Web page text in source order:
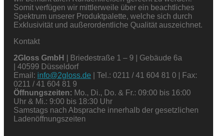
Somit verfügen wir mittlerweile über ein beachtliches
Spektrum unserer Produktpalette, welche sich durch
Exklusivität und außerordentliche Qualität auszeichnet.
Kontakt
2Gloss GmbH
| Briedestraße 1 – 9 | Gebäude 6a
| 40599 Düsseldorf
Email: info@2gloss.de | Tel.: 0211 / 41 604 81 0 | Fax:
0211 / 41 604 81 9
Öffnungszeiten: Mo., Di., Do. & Fr.: 09:00 bis 16:00
Uhr & Mi.: 9:00 bis 18:30 Uhr
Samstags nach Absprache innerhalb der gesetzlichen
Ladenöffnungszeiten